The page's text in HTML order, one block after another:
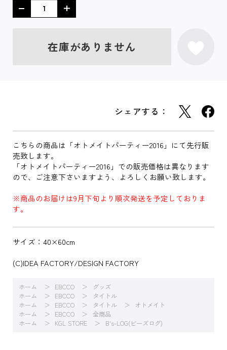
在庫がありません
シェアする：
こちらの商品は「オトメイトパーティー2016」にて先行販
売致します。
「オトメイトパーティー2016」での販売価格は異なります
ので、ご注意下さいますよう、よろしくお願い致します。
※商品のお届けは9月下旬より順次発送を予定しておりま
す。
サイズ：40×60cm
(C)IDEA FACTORY/DESIGN FACTORY
ホーム EBCCO
グッズ
ホーム
EBCCO
タイトル
ホーム
EBCCO タイトル
オトメイト
ホーム
EBCCO
全商品
ホーム
KGL STORE B's-LOG(ビーズログ)